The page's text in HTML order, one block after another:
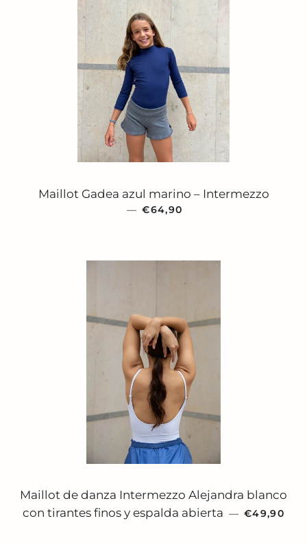
Maillot Gadea azul marino – Intermezzo
— PRECIO HABITUAL
€64,90
Maillot de danza Intermezzo Alejandra blanco
con tirantes finos y espalda abierta — PRECIO
€49,90